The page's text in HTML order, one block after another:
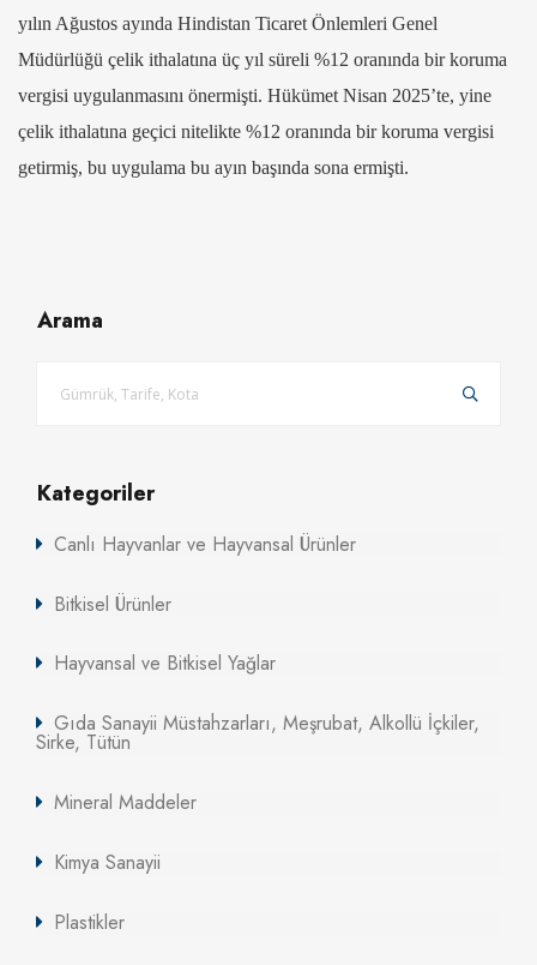
yılın Ağustos ayında Hindistan Ticaret Önlemleri Genel
Müdürlüğü çelik ithalatına üç yıl süreli %12 oranında bir koruma
vergisi uygulanmasını önermişti. Hükümet Nisan 2025’te, yine
çelik ithalatına geçici nitelikte %12 oranında bir koruma vergisi
getirmiş, bu uygulama bu ayın başında sona ermişti.
Arama
Kategoriler
Canlı Hayvanlar ve Hayvansal Ürünler
Bitkisel Ürünler
Hayvansal ve Bitkisel Yağlar
Gıda Sanayii Müstahzarları, Meşrubat, Alkollü İçkiler,
Sirke, Tütün
Mineral Maddeler
Kimya Sanayii
Plastikler